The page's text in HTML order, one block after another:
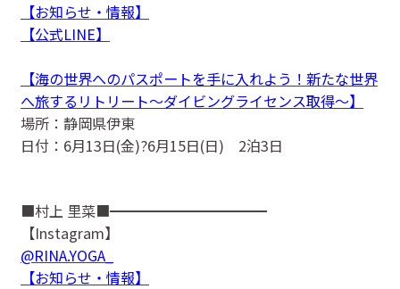
【お知らせ・情報】
【公式LINE】
【海の世界へのパスポートを手に入れよう！新たな世界
へ旅するリトリート〜ダイビングライセンス取得〜】
場所：静岡県伊東
日付：6月13日(金)?6月15日(日) 2泊3日
■村上 里菜■━━━━━━━━━━━
【Instagram】
@RINA.YOGA_
【お知らせ・情報】